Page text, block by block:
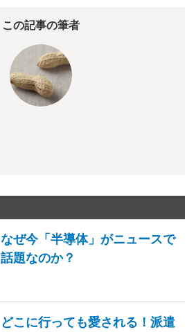
この記事の筆者
なぜ今「半導体」がニュースで
話題なのか？
どこに行っても愛される！派遣